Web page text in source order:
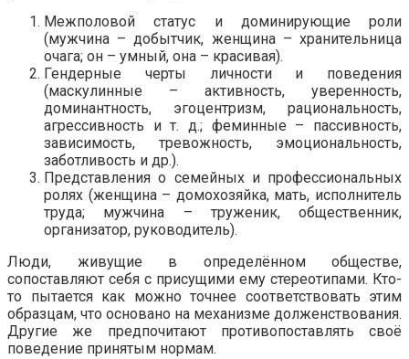
Межполовой статус и доминирующие роли
(мужчина – добытчик, женщина – хранительница
очага; он – умный, она – красивая).
Гендерные черты личности и поведения
(маскулинные – активность, уверенность,
доминантность, эгоцентризм, рациональность,
агрессивность и т. д.; феминные – пассивность,
зависимость, тревожность, эмоциональность,
заботливость и др.).
Представления о семейных и профессиональных
ролях (женщина – домохозяйка, мать, исполнитель
труда; мужчина – труженик, общественник,
организатор, руководитель).
Люди, живущие в определённом обществе,
сопоставляют себя с присущими ему стереотипами. Кто-
то пытается как можно точнее соответствовать этим
образцам, что основано на механизме долженствования.
Другие же предпочитают противопоставлять своё
поведение принятым нормам.